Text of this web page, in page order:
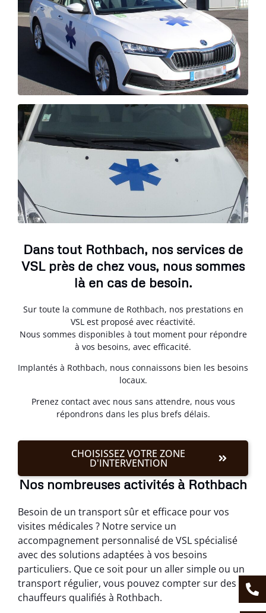
Dans tout Rothbach, nos services de
VSL près de chez vous, nous sommes
là en cas de besoin.
Sur toute la commune de Rothbach, nos prestations en
VSL est proposé avec réactivité.
Nous sommes disponibles à tout moment pour répondre
à vos besoins, avec efficacité.
Implantés à Rothbach, nous connaissons bien les besoins
locaux.
Prenez contact avec nous sans attendre, nous vous
répondrons dans les plus brefs délais.
CHOISISSEZ VOTRE ZONE
D'INTERVENTION
Nos nombreuses activités à Rothbach
Besoin de un transport sûr et efficace pour vos
visites médicales ? Notre service un
accompagnement personnalisé de VSL spécialisé
avec des solutions adaptées à vos besoins
particuliers. Que ce soit pour un aller simple ou un
transport régulier, vous pouvez compter sur des
chauffeurs qualifiés à Rothbach.